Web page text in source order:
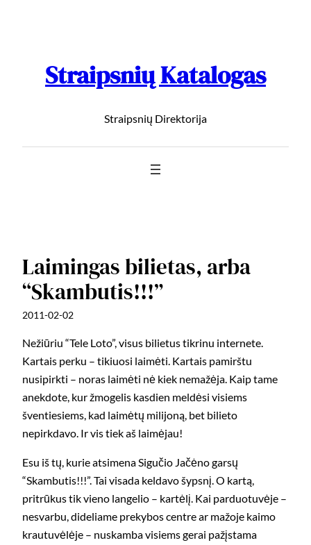
Straipsnių Katalogas
Straipsnių Direktorija
Laimingas bilietas, arba
“Skambutis!!!”
2011-02-02
Nežiūriu “Tele Loto”, visus bilietus tikrinu internete.
Kartais perku – tikiuosi laimėti. Kartais pamirštu
nusipirkti – noras laimėti nė kiek nemažėja. Kaip tame
anekdote, kur žmogelis kasdien meldėsi visiems
šventiesiems, kad laimėtų milijoną, bet bilieto
nepirkdavo. Ir vis tiek aš laimėjau!
Esu iš tų, kurie atsimena Sigučio Jačėno garsų
“Skambutis!!!”. Tai visada keldavo šypsnį. O kartą,
pritrūkus tik vieno langelio – kartėlį. Kai parduotuvėje –
nesvarbu, dideliame prekybos centre ar mažoje kaimo
krautuvėlėje – nuskamba visiems gerai pažįstama